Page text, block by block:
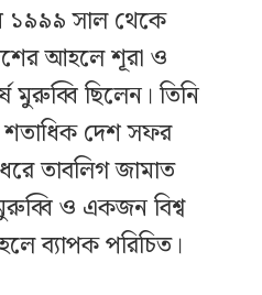
১৯৯৯ সাল থেকে
আহলে শূরা ও
মুরুব্বি ছিলেন। তিনি
শতাধিক দেশ সফর
তাবলিগ জামাত
ও একজন বিশ্ব
ব্যাপক পরিচিত।